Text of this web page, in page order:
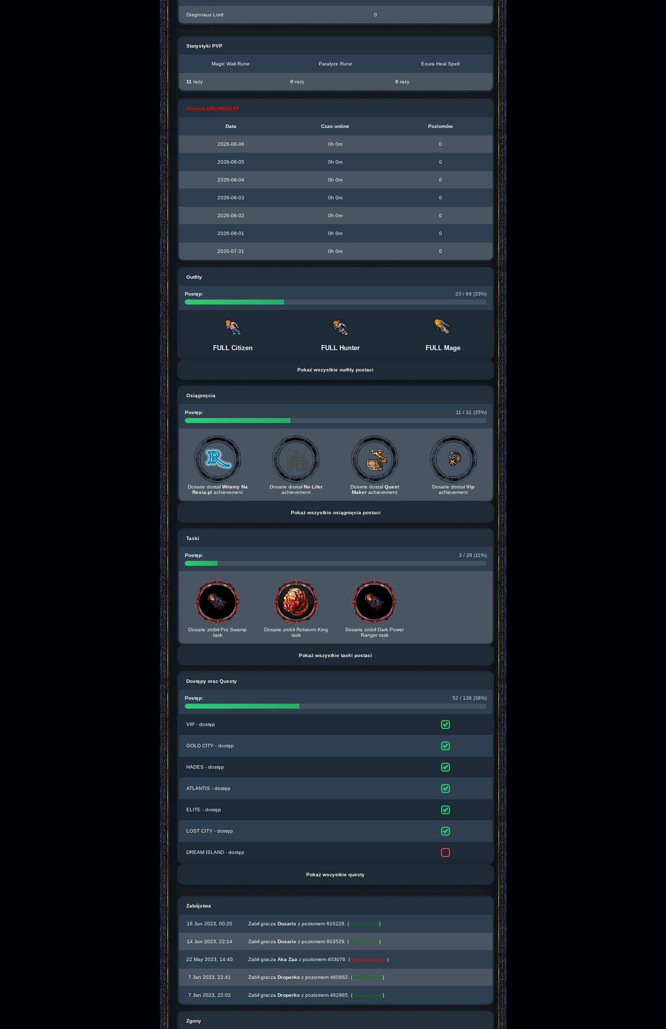
Dragonaus Lord 0
Statystyki PVP
Magic Wall Rune Paralyze Rune Exura Heal Spell
11 razy 0 razy 0 razy
Historia ONLINE&EXP
Data Czas online Poziomów
2026-08-06 0h 0m 0
2026-08-05 0h 0m 0
2026-08-04 0h 0m 0
2026-08-03 0h 0m 0
2026-08-02 0h 0m 0
2026-08-01 0h 0m 0
2026-07-31 0h 0m 0
Outfity
Postęp: 23 / 69 (33%)
FULL Citizen FULL Hunter FULL Mage
Pokaż wszystkie outfity postaci
Osiągnięcia
Postęp: 11 / 31 (35%)
Dosarie dostał Witamy Na
Rexia.pl achievement
Dosarie dostał No Lifer
achievement
Dosarie dostał Quest
Maker achievement
Dosarie dostał Vip
achievement
Pokaż wszystkie osiągnięcia postaci
Taski
Postęp: 3 / 28 (11%)
Dosarie zrobił Pro Swamp
task
Dosarie zrobił Rotworm King
task
Dosarie zrobił Dark Power
Ranger task
Pokaż wszystkie taski postaci
Dostępy oraz Questy
Postęp: 52 / 138 (38%)
VIP - dostęp
GOLD CITY - dostęp
HADES - dostęp
ATLANTIS - dostęp
ELITE - dostęp
LOST CITY - dostęp
DREAM ISLAND - dostęp
Pokaż wszystkie questy
Zabójstwa
16 Jun 2023, 00:20 Zabił gracza Dosaris z poziomem 610228. (Uzasadnione)
14 Jun 2023, 22:14 Zabił gracza Dosaris z poziomem 603529. (Uzasadnione)
22 May 2023, 14:40 Zabił gracza Aka Zaa z poziomem 403076. (Nieuzasadnione)
7 Jan 2023, 22:41 Zabił gracza Droperkoz poziomem 460662. (Uzasadnione)
7 Jan 2023, 22:02 Zabił gracza Droperkoz poziomem 462965. (Uzasadnione)
Zgony